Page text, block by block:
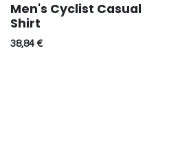
Réduction
Men's Cyclist Casual
Shirt
38,84 €